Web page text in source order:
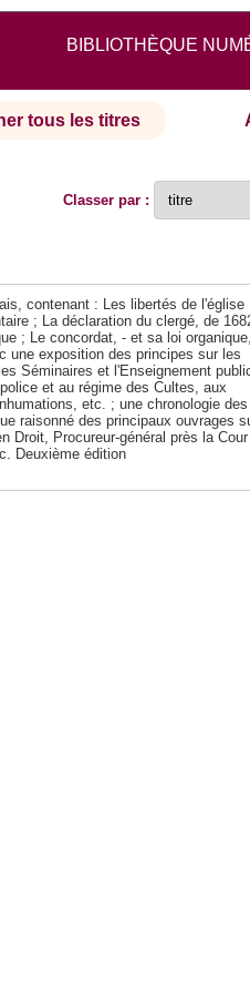
BIBLIOTHÈQUE
tous les titres
Classer par :
contenant : Les libertés de l'église
; La déclaration du clergé, de
; Le concordat, - et sa loi organique,
une exposition des principes sur les
Séminaires et l'Enseignement
et au régime des Cultes, aux
etc. ; une chronologie des
raisonné des principaux ouvrages
Droit, Procureur-général près la Cour
Deuxième édition